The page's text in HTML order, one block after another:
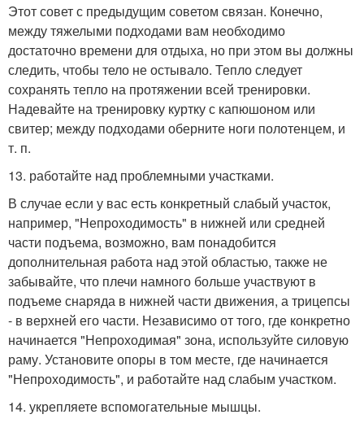
Этот совет с предыдущим советом связан. Конечно,
между тяжелыми подходами вам необходимо
достаточно времени для отдыха, но при этом вы должны
следить, чтобы тело не остывало. Тепло следует
сохранять тепло на протяжении всей тренировки.
Надевайте на тренировку куртку с капюшоном или
свитер; между подходами оберните ноги полотенцем, и
т. п.
13. работайте над проблемными участками.
В случае если у вас есть конкретный слабый участок,
например, "Непроходимость" в нижней или средней
части подъема, возможно, вам понадобится
дополнительная работа над этой областью, также не
забывайте, что плечи намного больше участвуют в
подъеме снаряда в нижней части движения, а трицепсы
- в верхней его части. Независимо от того, где конкретно
начинается "Непроходимая" зона, используйте силовую
раму. Установите опоры в том месте, где начинается
"Непроходимость", и работайте над слабым участком.
14. укрепляете вспомогательные мышцы.